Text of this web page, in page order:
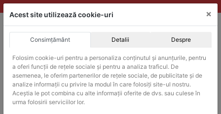
Skip
to
ACHIZITII PUBLICE
Produsele pot fi achizitionate si in sistemul SEAP / SICAP
Products
search
CAUTARE
Acest site utilizează cookie-uri ×
Consimțământ Detalii Despre
Folosim cookie-uri pentru a personaliza conținutul și anunțurile, pentru
a oferi funcții de rețele sociale și pentru a analiza traficul. De
asemenea, le oferim partenerilor de rețele sociale, de publicitate și de
analize informații cu privire la modul în care folosiți site-ul nostru.
Aceștia le pot combina cu alte informații oferite de dvs. sau culese în
urma folosirii serviciilor lor.